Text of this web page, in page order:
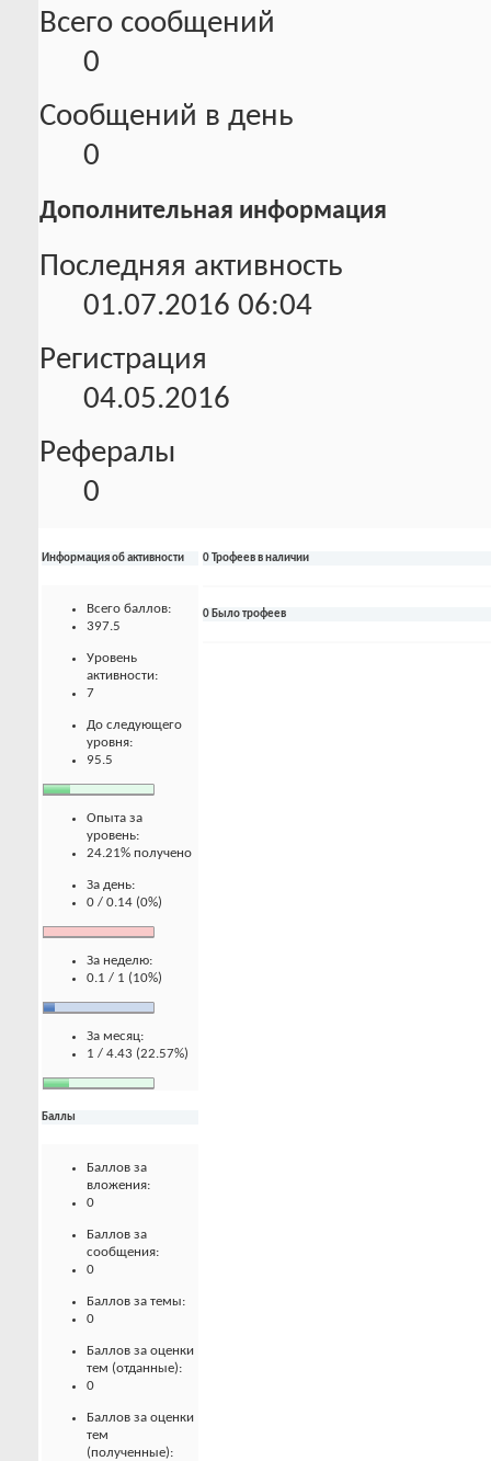
Всего сообщений
0
Сообщений в день
0
Дополнительная информация
Последняя активность
01.07.2016 06:04
Регистрация
04.05.2016
Рефералы
0
Информация об активности
Всего баллов:
397.5
Уровень
активности:
7
До следующего
уровня:
95.5
Опыта за
уровень:
24.21% получено
За день:
0 / 0.14 (0%)
За неделю:
0.1 / 1 (10%)
За месяц:
1 / 4.43 (22.57%)
Баллы
Баллов за
вложения:
0
Баллов за
сообщения:
0
Баллов за темы:
0
Баллов за оценки
тем (отданные):
0
Баллов за оценки
тем
(полученные):
0 Трофеев в наличии
0 Было трофеев